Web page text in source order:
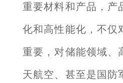
重要材料和产品，产
化和高性能化，不仅
重要，对储能领域、
天航空、甚至是国防